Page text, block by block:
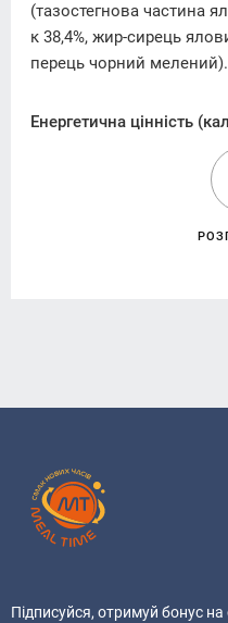
(тазостегнова частина
к 38,4%, жир-сирець
перець чорний мелений).
Енергетична цінність
1031,03 kJ/кДж (246,4
Поживна( харчова)
Без ГМО
Підписуйся, отримуй бонус